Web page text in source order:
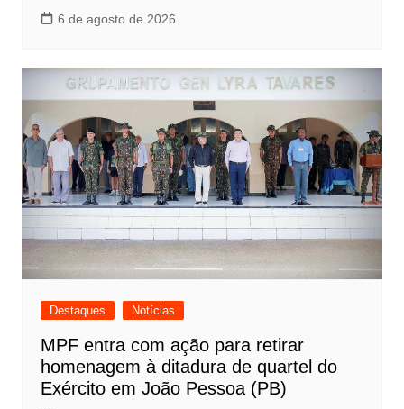
6 de agosto de 2026
Destaques Notícias
MPF entra com ação para retirar
homenagem à ditadura de quartel do
Exército em João Pessoa (PB)